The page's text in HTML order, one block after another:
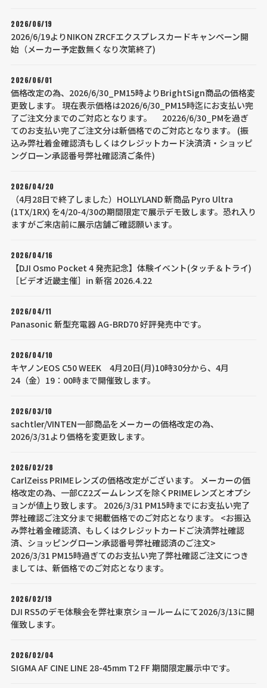
2026/06/19
2026/6/19よりNIKON ZRCFエクスプレスカードキャンペーン開
始（メーカー予定数無くなり次第終了)
2026/06/01
価格改定の為、2026/6/30_PM15時よりBrightSign商品の価格変
更致します。 現在表示価格は2026/6/30_PM15時迄にお支払い完
了ご注文分までのご対応となります。 20226/6/30_PMを過ぎ
てのお支払い完了ご注文分は新価格でのご対応となります。 (振
込み弊社着金確認済もしくはクレジットカード決済済・ショッピ
ングローン承認番号弊社確認済ご条件)
2026/04/20
（4月28日で終了しました）HOLLYLAND 新商品 Pyro Ultra
(1TX/1RX) を4/20-4/30の期間限定で展示デモ致します。恐れ入り
ますがご来店前に展示店舗ご確認願います。
2026/04/16
【DJI Osmo Pocket 4 発売記念】体験イベント(タッチ＆トライ)
［ビデオ近畿主催］in 新宿 2026.4.22
2026/04/11
Panasonic 新型充電器 AG-BRD70 好評発売中です。
2026/04/10
キヤノンEOS C50 WEEK 4月20日(月)10時30分から、4月
24（金）19：00時まで開催致します。
2026/03/10
sachtler/VINTEN一部商品をメーカーの価格改定の為、
2026/3/31より価格を変更致します。
2026/02/28
CarlZeiss PRIMEレンズの価格改定がございます。 メーカーの価
格改定の為、一部CZ2ズームレンズを除くPRIMEレンズとオプシ
ョンが値上り致します。 2026/3/31 PM15時までにお支払い完了
弊社確認ご注文分まで掲載価格でのご対応となります。 <お振込
み弊社着金確認済、もしくはクレジットカードご決済弊社確認
済、ショッピングローン承認番号弊社確認済のご注文>
2026/3/31 PM15時過ぎてのお支払い完了弊社確認ご注文につき
ましては、新価格でのご対応となります。
2026/02/19
DJI RS5のデモ体験会を弊社東京ショールームにて2026/3/13に開
催致します。
2026/02/04
SIGMA AF CINE LINE 28-45mm T2 FF 期間限定展示中です。